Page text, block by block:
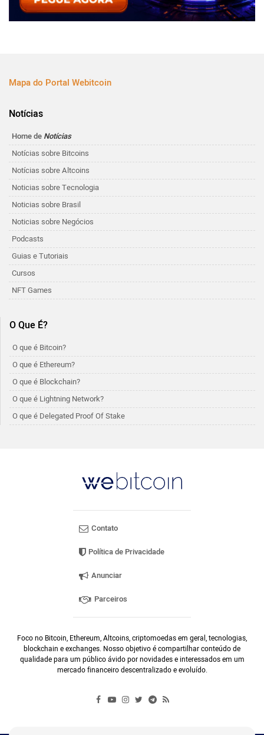
Mapa do Portal Webitcoin
Notícias
Home de Notícias
Notícias sobre Bitcoins
Notícias sobre Altcoins
Noticias sobre Tecnologia
Noticias sobre Brasil
Noticias sobre Negócios
Podcasts
Guias e Tutoriais
Cursos
NFT Games
O Que É?
O que é Bitcoin?
O que é Ethereum?
O que é Blockchain?
O que é Lightning Network?
O que é Delegated Proof Of Stake
Contato
Política de Privacidade
Anunciar
Parceiros
Foco no Bitcoin, Ethereum, Altcoins, criptomoedas em geral, tecnologias,
blockchain e exchanges. Nosso objetivo é compartilhar conteúdo de
qualidade para um público ávido por novidades e interessados em um
mercado financeiro descentralizado e evoluído.